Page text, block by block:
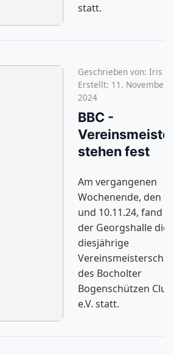
statt.
BBC -
stehen fest
Geschrieben von: Iris
Erstellt: 11. November
2024
Am vergangenen
Wochenende, den 9.
und 10.11.24, fand in
der Georgshalle die
diesjährige
des Bocholter
Bogenschützen Club
e.V. statt.